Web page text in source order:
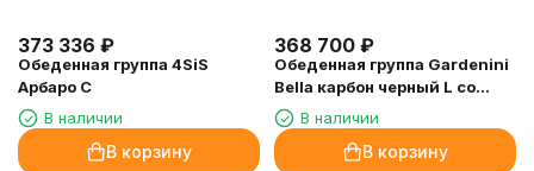
373 336 ₽
Обеденная группа 4SiS
Арбаро С
В наличии
В корзину
368 700 ₽
Обеденная группа Gardenini
Bella карбон черный L со
стульями Voglie
В наличии
В корзину